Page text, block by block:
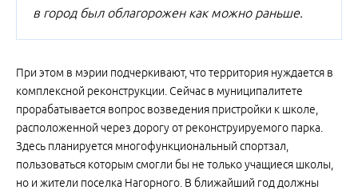
в город был облагорожен как можно раньше.
При этом в мэрии подчеркивают, что территория нуждается в
комплексной реконструкции. Сейчас в муниципалитете
прорабатывается вопрос возведения пристройки к школе,
расположенной через дорогу от реконструируемого парка.
Здесь планируется многофункциональный спортзал,
пользоваться которым смогли бы не только учащиеся школы,
но и жители поселка Нагорного. В ближайший год должны